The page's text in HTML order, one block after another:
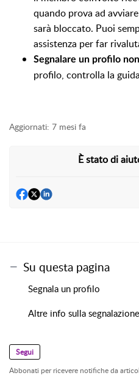
quando prova ad
sarà bloccato. Puoi
assistenza per far
Segnalare un profilo
profilo, controlla la
Aggiornati: 7 mesi fa
È stato di
Su questa pagina
Segnala un profilo
Altre info sulla
Segui
Abbonati per ricevere notifiche da